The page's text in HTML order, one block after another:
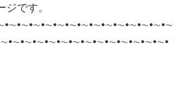
です。